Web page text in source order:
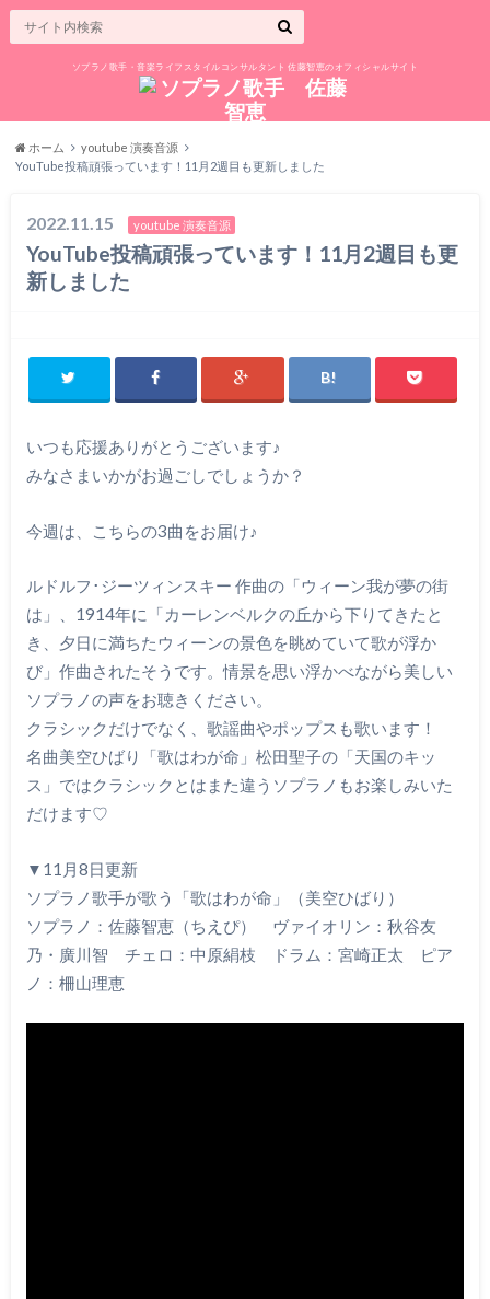
ソプラノ歌手・音楽ライフスタイルコンサルタント 佐藤智恵のオフィシャルサイト
ホーム
youtube 演奏音源
YouTube投稿頑張っています！11月2週目も更新しました
2022.11.15 youtube 演奏音源
YouTube投稿頑張っています！11月2週目も更
新しました
いつも応援ありがとうございます♪
みなさまいかがお過ごしでしょうか？
今週は、こちらの3曲をお届け♪
ルドルフ･ジーツィンスキー 作曲の「ウィーン我が夢の街
は」、1914年に「カーレンベルクの丘から下りてきたと
き、夕日に満ちたウィーンの景色を眺めていて歌が浮か
び」作曲されたそうです。情景を思い浮かべながら美しい
ソプラノの声をお聴きください。
クラシックだけでなく、歌謡曲やポップスも歌います！
名曲美空ひばり「歌はわが命」松田聖子の「天国のキッ
ス」ではクラシックとはまた違うソプラノもお楽しみいた
だけます♡
▼11月8日更新
ソプラノ歌手が歌う「歌はわが命」（美空ひばり）
ソプラノ：佐藤智恵（ちえぴ） ヴァイオリン：秋谷友
乃・廣川智 チェロ：中原絹枝 ドラム：宮崎正太 ピア
ノ：柵山理恵